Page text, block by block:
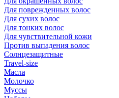
Для поврежденных волос
Для сухих волос
Для тонких волос
Для чувствительной кожи
Против выпадения волос
Солнцезащитные
Travel-size
Масла
Молочко
Муссы